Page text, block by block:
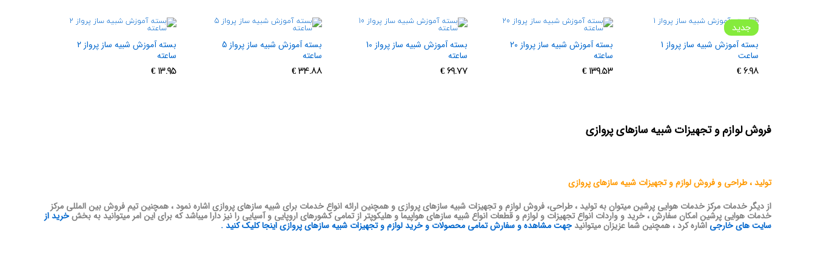
جدید
بسته آموزش شبیه ساز پرواز 1
ساعت
€6.98
بسته آموزش شبیه ساز پرواز 20
ساعته
€ 139.53
بسته آموزش شبیه ساز پرواز 10
ساعته
€69.77
بسته آموزش شبیه ساز پرواز 5
ساعته
€34.88
بسته آموزش شبیه ساز پرواز 2
ساعته
€ 13.95
فروش لوازم و تجهیزات شبیه سازهای پروازی
تولید ، طراحی و فروش لوازم و تجهیزات شبیه سازهای پروازی
از دیگر خدمات مرکز خدمات هوایی پرشین میتوان به تولید ، طراحی، فروش لوازم و تجهیزات شبیه سازهای پروازی و همچنین ارائه انواع خدمات برای شبیه سازهای پروازی اشاره نمود ، همچنین تیم فروش بین المللی مرکز
خدمات هوایی پرشین امکان سفارش ، خرید و واردات انواع تجهیزات و لوازم و قطعات انواع شبیه سازهای هواپیما و هلیکوپتر از تمامی کشورهای اروپایی و آسیایی را نیز دارا میباشد که برای این امر میتوانید به بخشخرید از
سایت های خارجی اشاره کرد ، همچنین شما عزیزان میتوانید جهت مشاهده و سفارش تمامی محصولات و خرید لوازم و تجهیزات شبیه سازهای پروازی اینجا کلیک کنید .